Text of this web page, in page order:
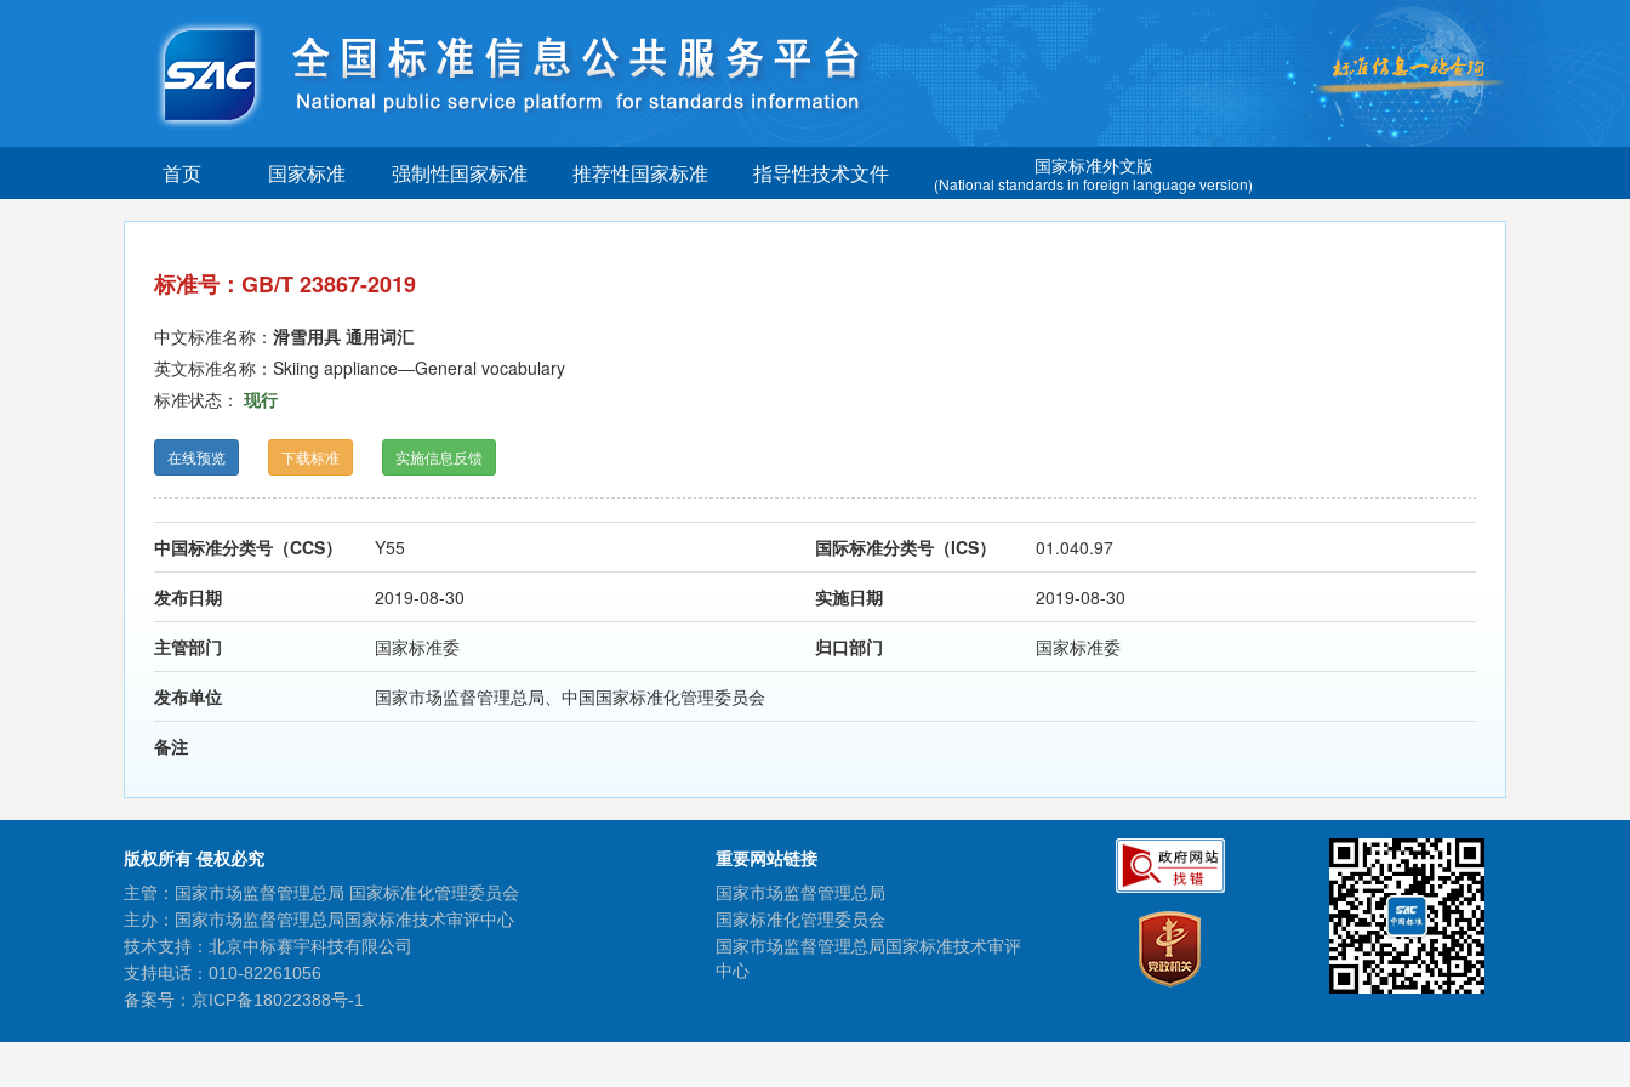
首页 国家标准 强制性国家标准 推荐性国家标准 指导性技术文件 国家标准外文版
(National standards in foreign language version)
标准号：GB/T 23867-2019
中文标准名称： 滑雪用具 通用词汇
英文标准名称：Skiing appliance—General vocabulary
标准状态： 现行
在线预览 下载标准 实施信息反馈
中国标准分类号（CCS） Y55 国际标准分类号（ICS） 01.040.97
发布日期 2019-08-30 实施日期 2019-08-30
主管部门 国家标准委 归口部门 国家标准委
发布单位 国家市场监督管理总局、中国国家标准化管理委员会
备注
版权所有 侵权必究
主管：国家市场监督管理总局 国家标准化管理委员会
主办：国家市场监督管理总局国家标准技术审评中心
技术支持：北京中标赛宇科技有限公司
支持电话：010-82261056
备案号： 京ICP备18022388号-1
重要网站链接
国家市场监督管理总局
国家标准化管理委员会
国家市场监督管理总局国家标准技术审评
中心